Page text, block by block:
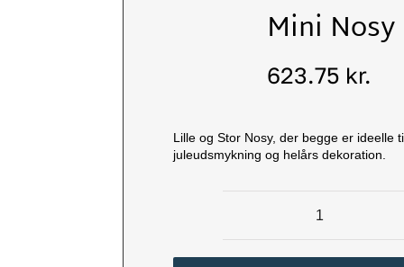
Mini Nosy
623.75 kr.
Lille og Stor Nosy, der begge er ideelle
juleudsmykning og helårs dekoration.
Mini
Nosy